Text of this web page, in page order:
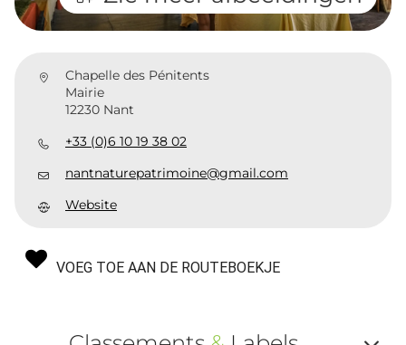
Chapelle des Pénitents
Mairie
12230 Nant
+33 (0)6 10 19 38 02
nantnaturepatrimoine@gmail.com
Website
VOEG TOE AAN DE ROUTEBOEKJE